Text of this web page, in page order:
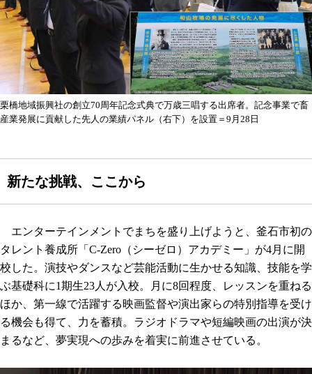
栗橋地域振興社の創立70周年記念式典で万歳三唱する出席者。記念事業で畜
産業発展に貢献した先人の業績パネル（右下）を設置＝9月28日
新たな挑戦、ここから
エンターテインメントでまちを盛り上げようと、釜石市初の
タレント養成所「C-Zero（シーゼロ）アカデミー」が4月に開
校した。演技やダンスなど芸能活動に生かせる知識、技能を学
ぶ基礎科に1期生23人が入校。月に8回程度、レッスンを重ねる
ほか、第一線で活躍する映画監督や演出家らの特別指導を受け
る機会も得て、力を蓄積。ラジオドラマや短編映画の出演が決
まるなど、夢実現への歩みを着実に前進させている。